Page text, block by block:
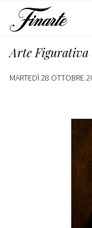
Arte Figurativa
MARTEDÌ 28 OTTOBRE